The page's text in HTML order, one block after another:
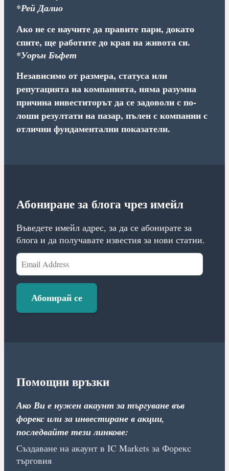
*Рей Далио
Ако не се научите да правите пари, докато
спите, ще работите до края на живота си.
*Уорън Бъфет
Независимо от размера, статуса или
репутацията на компанията, няма разумна
причина инвеститорът да се задоволи с по-
лоши резултати на пазар, пълен с компании с
отлични фундаментални показатели.
Абониране за блога чрез имейл
Въведете имейл адрес, за да се абонирате за
блога и да получавате известия за нови статии.
Email
Address
Абонирай се
Помощни връзки
Ако Ви е нужен акаунт за търгуване във
форекс или за инвестиране в акции,
последвайте тези линкове:
Създаване на акаунт в IC Markets за Форекс
търговия